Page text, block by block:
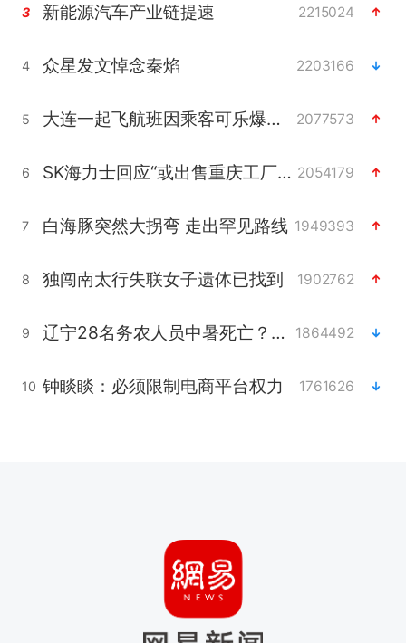
3 新能源汽车产业链提速 2215024
4 众星发文悼念秦焰 2203166
5 大连一起飞航班因乘客可乐爆瓶折返 2077573
6 SK海力士回应“或出售重庆工厂”传闻 2054179
7 白海豚突然大拐弯 走出罕见路线 1949393
8 独闯南太行失联女子遗体已找到 1902762
9 辽宁28名务农人员中暑死亡？官方辟谣 1864492
10 钟睒睒：必须限制电商平台权力 1761626